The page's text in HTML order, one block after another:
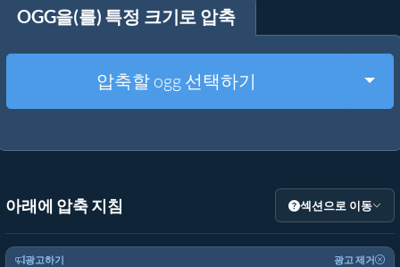
압축 해제
기타 도구
OGG을(를) 특정 크기로 압축
압축할 ogg 선택하기
아래에 압축 지침 섹션으로 이동
광고하기 광고 제거